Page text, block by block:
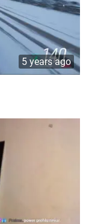
5 years ago